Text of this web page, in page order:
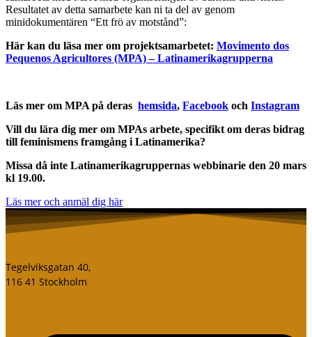
Resultatet av detta samarbete kan ni ta del av genom
minidokumentären “Ett frö av motstånd”:
Här kan du läsa mer om projektsamarbetet: Movimento dos
Pequenos Agricultores (MPA) – Latinamerikagrupperna
Läs mer om MPA på deras hemsida, Facebook och Instagram
Vill du lära dig mer om MPAs arbete, specifikt om deras bidrag
till feminismens framgång i Latinamerika?
Missa då inte Latinamerikagruppernas webbinarie den 20 mars
kl 19.00.
Läs mer och anmäl dig här
Tegelviksgatan 40,
116 41 Stockholm